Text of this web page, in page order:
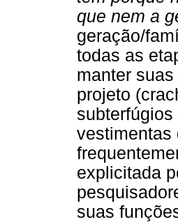
que nem a
geração/
todas as
manter
projeto
vestimentas
explicitada
suas